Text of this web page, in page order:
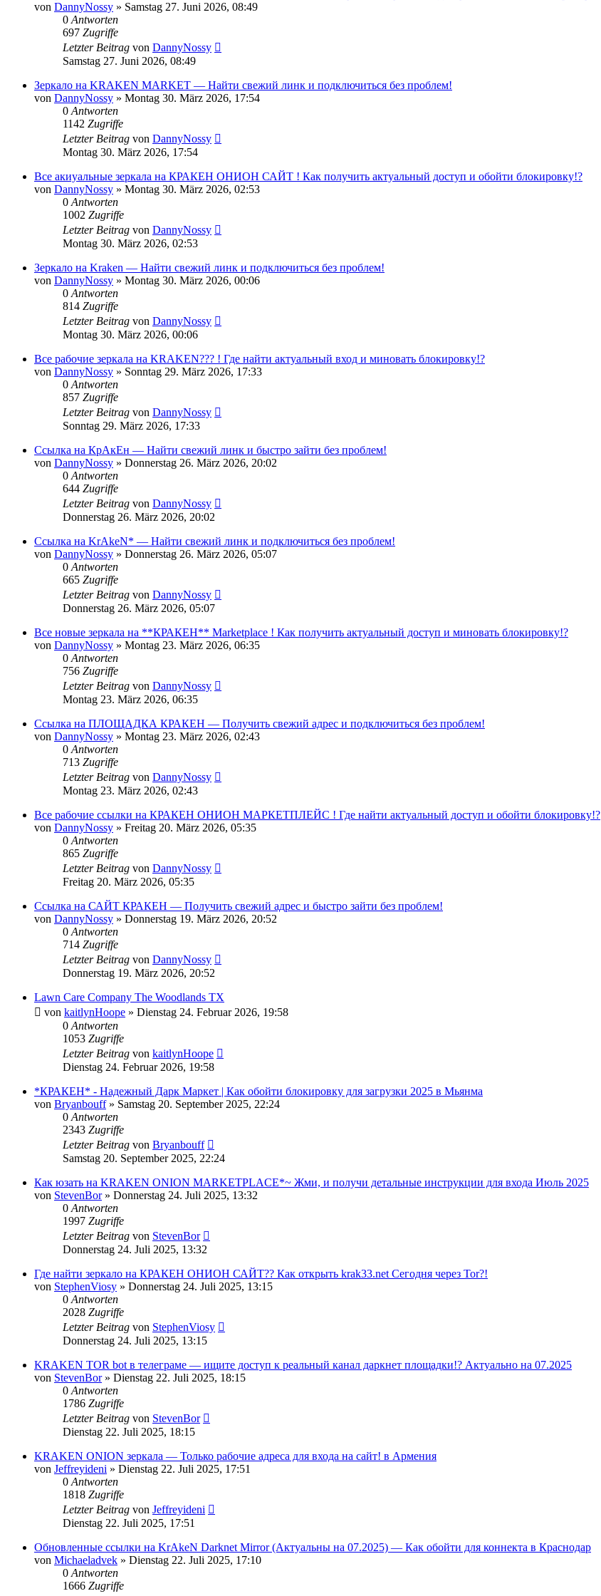
von DannyNossy » Samstag 27. Juni 2026, 08:49
0 Antworten
697 Zugriffe
Letzter Beitrag von DannyNossy
Samstag 27. Juni 2026, 08:49
Зеркало на KRAKEN MARKET — Найти свежий линк и подключиться без проблем!
von DannyNossy » Montag 30. März 2026, 17:54
0 Antworten
1142 Zugriffe
Letzter Beitrag von DannyNossy
Montag 30. März 2026, 17:54
Все акиуальные зеркала на КРАКЕН ОНИОН САЙТ ! Как получить актуальный доступ и обойти блокировку!?
von DannyNossy » Montag 30. März 2026, 02:53
0 Antworten
1002 Zugriffe
Letzter Beitrag von DannyNossy
Montag 30. März 2026, 02:53
Зеркало на Kraken — Найти свежий линк и подключиться без проблем!
von DannyNossy » Montag 30. März 2026, 00:06
0 Antworten
814 Zugriffe
Letzter Beitrag von DannyNossy
Montag 30. März 2026, 00:06
Все рабочие зеркала на KRAKEN??? ! Где найти актуальный вход и миновать блокировку!?
von DannyNossy » Sonntag 29. März 2026, 17:33
0 Antworten
857 Zugriffe
Letzter Beitrag von DannyNossy
Sonntag 29. März 2026, 17:33
Ссылка на КрАкЕн — Найти свежий линк и быстро зайти без проблем!
von DannyNossy » Donnerstag 26. März 2026, 20:02
0 Antworten
644 Zugriffe
Letzter Beitrag von DannyNossy
Donnerstag 26. März 2026, 20:02
Ссылка на KrAkeN* — Найти свежий линк и подключиться без проблем!
von DannyNossy » Donnerstag 26. März 2026, 05:07
0 Antworten
665 Zugriffe
Letzter Beitrag von DannyNossy
Donnerstag 26. März 2026, 05:07
Все новые зеркала на **КРАКЕН** Marketplace ! Как получить актуальный доступ и миновать блокировку!?
von DannyNossy » Montag 23. März 2026, 06:35
0 Antworten
756 Zugriffe
Letzter Beitrag von DannyNossy
Montag 23. März 2026, 06:35
Ссылка на ПЛОЩАДКА КРАКЕН — Получить свежий адрес и подключиться без проблем!
von DannyNossy » Montag 23. März 2026, 02:43
0 Antworten
713 Zugriffe
Letzter Beitrag von DannyNossy
Montag 23. März 2026, 02:43
Все рабочие ссылки на КРАКЕН ОНИОН МАРКЕТПЛЕЙС ! Где найти актуальный доступ и обойти блокировку!?
von DannyNossy » Freitag 20. März 2026, 05:35
0 Antworten
865 Zugriffe
Letzter Beitrag von DannyNossy
Freitag 20. März 2026, 05:35
Ссылка на САЙТ КРАКЕН — Получить свежий адрес и быстро зайти без проблем!
von DannyNossy » Donnerstag 19. März 2026, 20:52
0 Antworten
714 Zugriffe
Letzter Beitrag von DannyNossy
Donnerstag 19. März 2026, 20:52
Lawn Care Company The Woodlands TX
von kaitlynHoope » Dienstag 24. Februar 2026, 19:58
0 Antworten
1053 Zugriffe
Letzter Beitrag von kaitlynHoope
Dienstag 24. Februar 2026, 19:58
*КРАКЕН* - Надежный Дарк Маркет | Как обойти блокировку для загрузки 2025 в Мьянма
von Bryanbouff» Samstag 20. September 2025, 22:24
0 Antworten
2343 Zugriffe
Letzter Beitrag von Bryanbouff
Samstag 20. September 2025, 22:24
Как юзать на KRAKEN ONION MARKETPLACE*~ Жми, и получи детальные инструкции для входа Июль 2025
von StevenBor» Donnerstag 24. Juli 2025, 13:32
0 Antworten
1997 Zugriffe
Letzter Beitrag von StevenBor
Donnerstag 24. Juli 2025, 13:32
Где найти зеркало на КРАКЕН ОНИОН САЙТ?? Как открыть krak33.net Сегодня через Tor?!
von StephenViosy » Donnerstag 24. Juli 2025, 13:15
0 Antworten
2028 Zugriffe
Letzter Beitrag von StephenViosy
Donnerstag 24. Juli 2025, 13:15
KRAKEN TOR bot в телеграме — ищите доступ к реальный канал даркнет площадки!? Актуально на 07.2025
von StevenBor» Dienstag 22. Juli 2025, 18:15
0 Antworten
1786 Zugriffe
Letzter Beitrag von StevenBor
Dienstag 22. Juli 2025, 18:15
KRAKEN ONION зеркала — Только рабочие адреса для входа на сайт! в Армения
von Jeffreyideni » Dienstag 22. Juli 2025, 17:51
0 Antworten
1818 Zugriffe
Letzter Beitrag von Jeffreyideni
Dienstag 22. Juli 2025, 17:51
Обновленные ссылки на KrAkeN Darknet Mirror (Актуальны на 07.2025) — Как обойти для коннекта в Краснодар
von Michaeladvek » Dienstag 22. Juli 2025, 17:10
0 Antworten
1666 Zugriffe